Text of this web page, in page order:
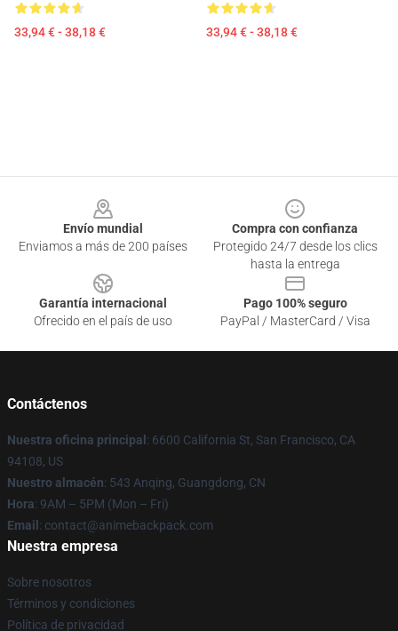
33,94 € - 38,18 € 33,94 € - 38,18 €
Envío mundial
Enviamos a más de 200 países
Compra con confianza
Protegido 24/7 desde los clics
hasta la entrega
Garantía internacional
Ofrecido en el país de uso
Pago 100% seguro
PayPal / MasterCard / Visa
Contáctenos
Nuestra oficina principal : 6600 California St, San Francisco, CA
94108, US
Nuestro almacén: 543 Anqing, Guangdong, CN
Hora: 9AM – 5PM (Mon – Fri)
Email : contact@animebackpack.com
Nuestra empresa
Sobre nosotros
Términos y condiciones
Política de privacidad